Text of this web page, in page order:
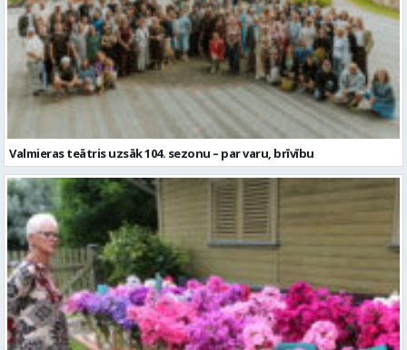
Valmieras teātris uzsāk 104. sezonu – par varu, brīvību